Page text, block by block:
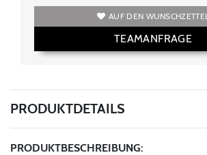
AUF DEN WUNSCHZETTEL
TEAMANFRAGE
PRODUKTDETAILS
PRODUKTBESCHREIBUNG: